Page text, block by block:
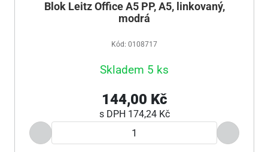
Blok Leitz Office A5 PP, A5, linkovaný,
modrá
Kód: 0108717
Skladem 5 ks
144,00 Kč
s DPH 174,24 Kč